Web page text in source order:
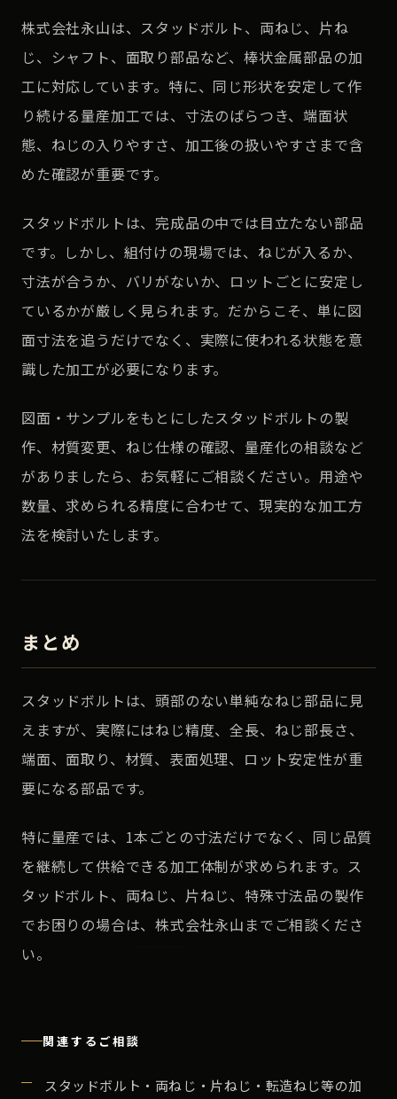
株式会社永山は、スタッドボルト、両ねじ、片ね
じ、シャフト、面取り部品など、棒状金属部品の加
工に対応しています。特に、同じ形状を安定して作
り続ける量産加工では、寸法のばらつき、端面状
態、ねじの入りやすさ、加工後の扱いやすさまで含
めた確認が重要です。
スタッドボルトは、完成品の中では目立たない部品
です。しかし、組付けの現場では、ねじが入るか、
寸法が合うか、バリがないか、ロットごとに安定し
ているかが厳しく見られます。だからこそ、単に図
面寸法を追うだけでなく、実際に使われる状態を意
識した加工が必要になります。
図面・サンプルをもとにしたスタッドボルトの製
作、材質変更、ねじ仕様の確認、量産化の相談など
がありましたら、お気軽にご相談ください。用途や
数量、求められる精度に合わせて、現実的な加工方
法を検討いたします。
まとめ
スタッドボルトは、頭部のない単純なねじ部品に見
えますが、実際にはねじ精度、全長、ねじ部長さ、
端面、面取り、材質、表面処理、ロット安定性が重
要になる部品です。
特に量産では、1本ごとの寸法だけでなく、同じ品質
を継続して供給できる加工体制が求められます。ス
タッドボルト、両ねじ、片ねじ、特殊寸法品の製作
でお困りの場合は、株式会社永山までご相談くださ
い。
関連するご相談
スタッドボルト・両ねじ・片ねじ・転造ねじ等の加